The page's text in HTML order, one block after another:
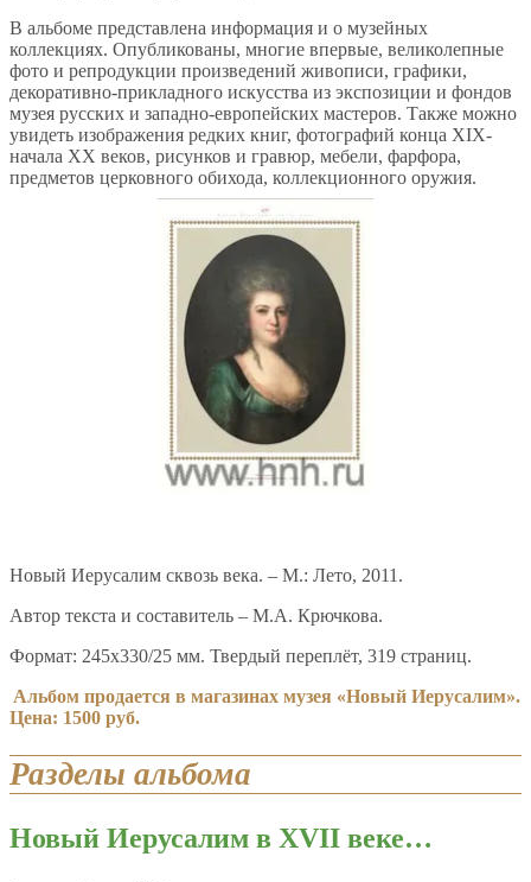
В альбоме представлена информация и о музейных
коллекциях. Опубликованы, многие впервые, великолепные
фото и репродукции произведений живописи, графики,
декоративно-прикладного искусства из экспозиции и фондов
музея русских и западно-европейских мастеров. Также можно
увидеть изображения редких книг, фотографий конца XIX-
начала XX веков, рисунков и гравюр, мебели, фарфора,
предметов церковного обихода, коллекционного оружия.
Новый Иерусалим сквозь века. – М.: Лето, 2011.
Автор текста и составитель – М.А. Крючкова.
Формат: 245х330/25 мм. Твердый переплёт, 319 страниц.
Альбом продается в магазинах музея «Новый Иерусалим».
Цена: 1500 руб.
Разделы альбома
Новый Иерусалим в XVII веке…